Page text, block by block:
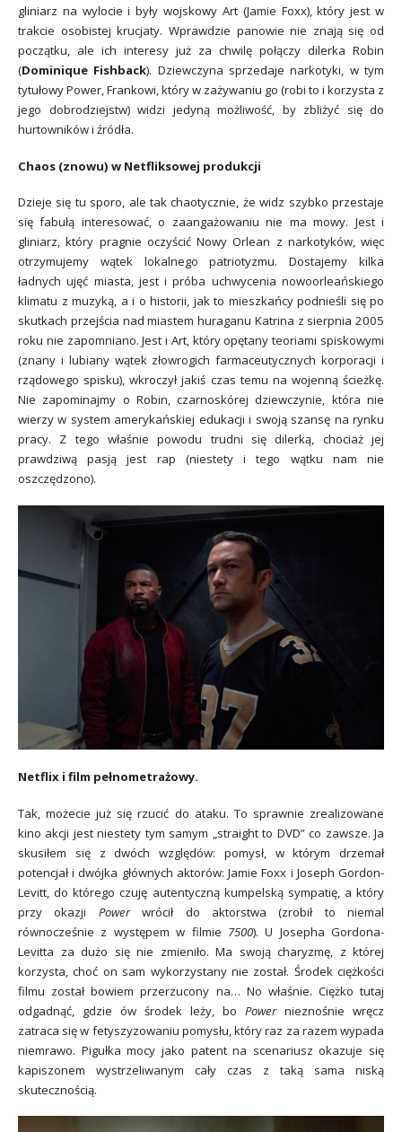
gliniarz na wylocie i były wojskowy Art (Jamie Foxx), który jest w
trakcie osobistej krucjaty. Wprawdzie panowie nie znają się od
początku, ale ich interesy już za chwilę połączy dilerka Robin
(Dominique Fishback). Dziewczyna sprzedaje narkotyki, w tym
tytułowy Power, Frankowi, który w zażywaniu go (robi to i korzysta z
jego dobrodziejstw) widzi jedyną możliwość, by zbliżyć się do
hurtowników i źródła.
Chaos (znowu) w Netfliksowej produkcji
Dzieje się tu sporo, ale tak chaotycznie, że widz szybko przestaje
się fabułą interesować, o zaangażowaniu nie ma mowy. Jest i
gliniarz, który pragnie oczyścić Nowy Orlean z narkotyków, więc
otrzymujemy wątek lokalnego patriotyzmu. Dostajemy kilka
ładnych ujęć miasta, jest i próba uchwycenia nowoorleańskiego
klimatu z muzyką, a i o historii, jak to mieszkańcy podnieśli się po
skutkach przejścia nad miastem huraganu Katrina z sierpnia 2005
roku nie zapomniano. Jest i Art, który opętany teoriami spiskowymi
(znany i lubiany wątek złowrogich farmaceutycznych korporacji i
rządowego spisku), wkroczył jakiś czas temu na wojenną ścieżkę.
Nie zapominajmy o Robin, czarnoskórej dziewczynie, która nie
wierzy w system amerykańskiej edukacji i swoją szansę na rynku
pracy. Z tego właśnie powodu trudni się dilerką, chociaż jej
prawdziwą pasją jest rap (niestety i tego wątku nam nie
oszczędzono).
Netflix i film pełnometrażowy.
Tak, możecie już się rzucić do ataku. To sprawnie zrealizowane
kino akcji jest niestety tym samym „straight to DVD” co zawsze. Ja
skusiłem się z dwóch względów: pomysł, w którym drzemał
potencjał i dwójka głównych aktorów: Jamie Foxx i Joseph Gordon-
Levitt, do którego czuję autentyczną kumpelską sympatię, a który
przy okazji Powerwrócił do aktorstwa (zrobił to niemal
równocześnie z występem w filmie 7500). U Josepha Gordona-
Levitta za dużo się nie zmieniło. Ma swoją charyzmę, z której
korzysta, choć on sam wykorzystany nie został. Środek ciężkości
filmu został bowiem przerzucony na… No właśnie. Ciężko tutaj
odgadnąć, gdzie ów środek leży, bo Powernieznośnie wręcz
zatraca się w fetyszyzowaniu pomysłu, który raz za razem wypada
niemrawo. Pigułka mocy jako patent na scenariusz okazuje się
kapiszonem wystrzeliwanym cały czas z taką sama niską
skutecznością.